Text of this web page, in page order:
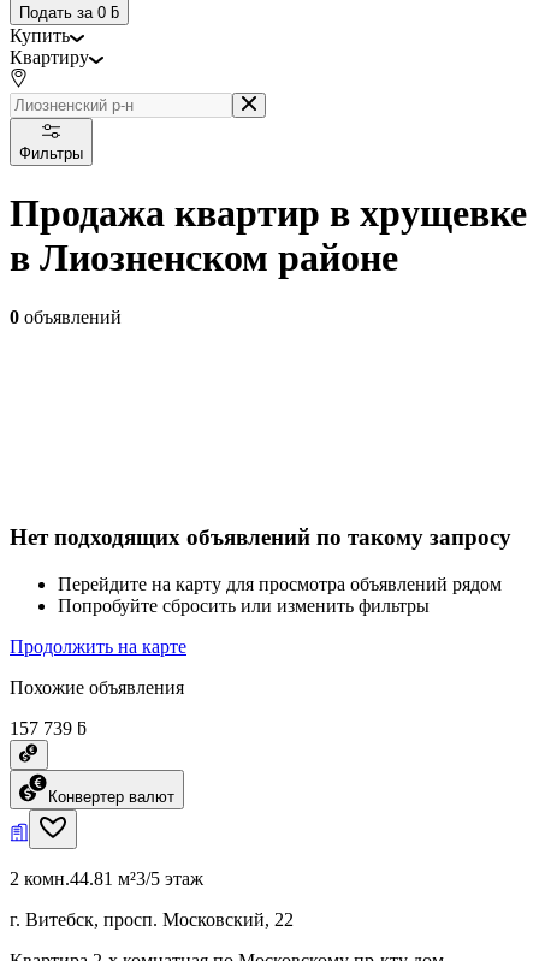
Подать за 0 ƃ
Купить
Квартиру
Фильтры
Продажа квартир в хрущевке
в Лиозненском районе
0 объявлений
Нет подходящих объявлений по такому запросу
Перейдите на карту для просмотра объявлений рядом
Попробуйте сбросить или изменить фильтры
Продолжить на карте
Похожие объявления
157 739 ƃ
Конвертер валют
2 комн.44.81 м²3/5 этаж
г. Витебск, просп. Московский, 22